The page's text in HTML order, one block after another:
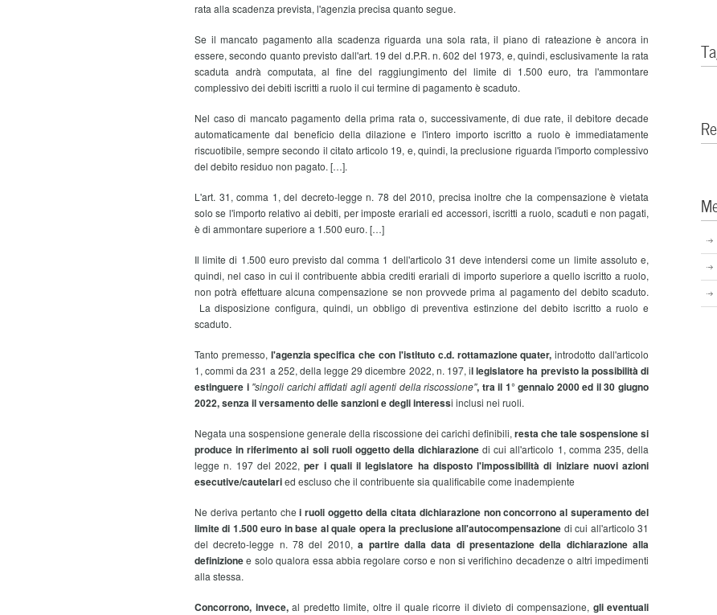
rata alla scadenza prevista, l'agenzia precisa quanto segue.
Se il mancato pagamento alla scadenza riguarda una sola rata, il piano di rateazione è ancora in
essere, secondo quanto previsto dall'art. 19 del d.P.R. n. 602 del 1973, e, quindi, esclusivamente la rata
scaduta andrà computata, al fine del raggiungimento del limite di 1.500 euro, tra l'ammontare
complessivo dei debiti iscritti a ruolo il cui termine di pagamento è scaduto.
Nel caso di mancato pagamento della prima rata o, successivamente, di due rate, il debitore decade
automaticamente dal beneficio della dilazione e l'intero importo iscritto a ruolo è immediatamente
riscuotibile, sempre secondo il citato articolo 19, e, quindi, la preclusione riguarda l'importo complessivo
del debito residuo non pagato. […].
L'art. 31, comma 1, del decreto-legge n. 78 del 2010, precisa inoltre che la compensazione è vietata
solo se l'importo relativo ai debiti, per imposte erariali ed accessori, iscritti a ruolo, scaduti e non pagati,
è di ammontare superiore a 1.500 euro. […]
Il limite di 1.500 euro previsto dal comma 1 dell'articolo 31 deve intendersi come un limite assoluto e,
quindi, nel caso in cui il contribuente abbia crediti erariali di importo superiore a quello iscritto a ruolo,
non potrà effettuare alcuna compensazione se non provvede prima al pagamento del debito scaduto.
La disposizione configura, quindi, un obbligo di preventiva estinzione del debito iscritto a ruolo e
scaduto.
Tanto premesso,l'agenzia specifica che con l'istituto c.d. rottamazione quater,introdotto dall'articolo
1, commi da 231 a 252, della legge 29 dicembre 2022, n. 197, il legislatore ha previsto la possibilità di
estinguere i ''singoli carichi affidati agli agenti della riscossione'', tra il 1° gennaio 2000 ed il 30 giugno
2022, senza il versamento delle sanzioni e degli interessi inclusi nei ruoli.
Negata una sospensione generale della riscossione dei carichi definibili, resta che tale sospensione si
produce in riferimento ai soli ruoli oggetto della dichiarazione di cui all'articolo 1, comma 235, della
legge n. 197 del 2022,per i quali il legislatore ha disposto l'impossibilità di iniziare nuovi azioni
esecutive/cautelaried escluso che il contribuente sia qualificabile come inadempiente
Ne deriva pertanto chei ruoli oggetto della citata dichiarazione non concorrono al superamento del
limite di 1.500 euro in base al quale opera la preclusione all'autocompensazione di cui all'articolo 31
del decreto-legge n. 78 del 2010,a partire dalla data di presentazione della dichiarazione alla
definizionee solo qualora essa abbia regolare corso e non si verifichino decadenze o altri impedimenti
alla stessa.
Concorrono, invece, al predetto limite, oltre il quale ricorre il divieto di compensazione, gli eventuali